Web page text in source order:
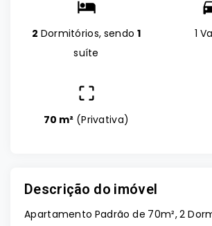
2 Dormitórios, sendo 1
suíte
1
70 m² (Privativa)
Descrição do imóvel
Apartamento Padrão de 70m², 2